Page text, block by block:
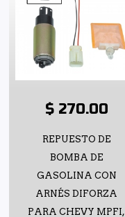
$ 270.00
REPUESTO DE
BOMBA DE
GASOLINA CON
ARNÉS DIFORZA
PARA CHEVY MPFI,